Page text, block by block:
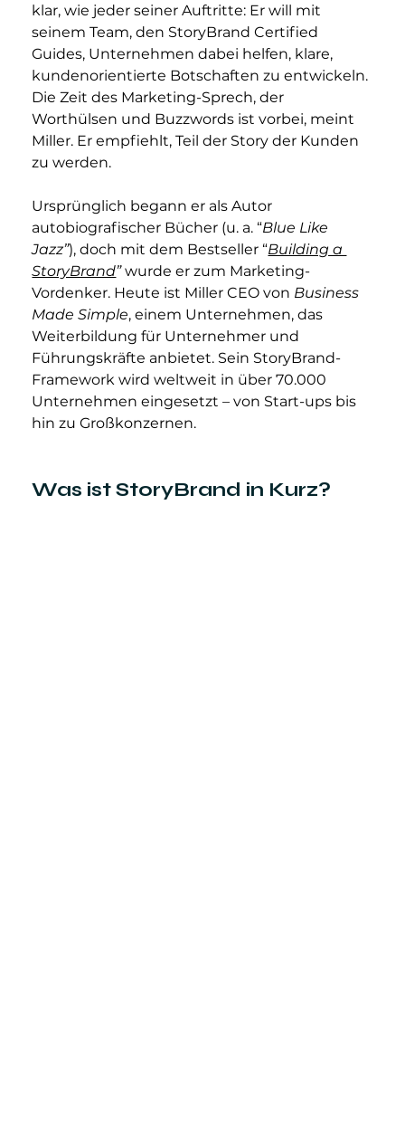
klar, wie jeder seiner Auftritte: Er will mit
seinem Team, den StoryBrand Certified
Guides, Unternehmen dabei helfen, klare,
kundenorientierte Botschaften zu entwickeln.
Die Zeit des Marketing-Sprech, der
Worthülsen und Buzzwords ist vorbei, meint
Miller. Er empfiehlt, Teil der Story der Kunden
zu werden.
Ursprünglich begann er als Autor
autobiografischer Bücher (u. a. “Blue Like
Jazz”), doch mit dem Bestseller “Building a
StoryBrand” wurde er zum Marketing-
Vordenker. Heute ist Miller CEO von Business
Made Simple, einem Unternehmen, das
Weiterbildung für Unternehmer und
Führungskräfte anbietet. Sein StoryBrand-
Framework wird weltweit in über 70.000
Unternehmen eingesetzt – von Start-ups bis
hin zu Großkonzernen.
Was ist StoryBrand in Kurz?